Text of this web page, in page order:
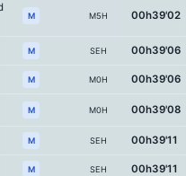
M M5H 00h39'02
M SEH 00h39'06
M M0H 00h39'06
M M0H 00h39'08
M SEH 00h39'11
M SEH 00h39'11